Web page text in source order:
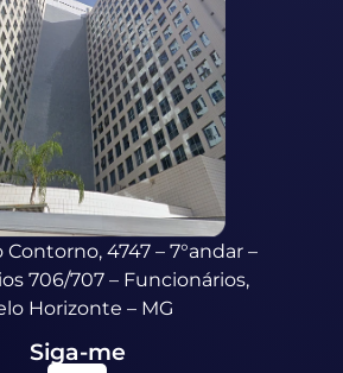
4747 – 7°andar –
706/707 – Funcionários,
Horizonte – MG
Siga-me